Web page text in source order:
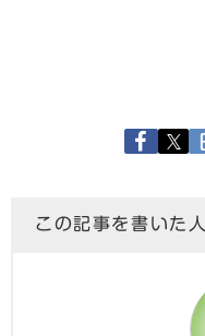
この記事を書いた人